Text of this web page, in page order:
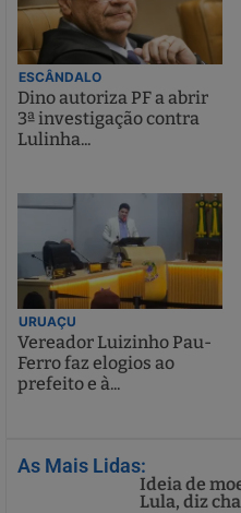
ESCÂNDALO
Dino autoriza PF a abrir
3ª investigação contra
Lulinha...
URUAÇU
Vereador Luizinho Pau-
Ferro faz elogios ao
prefeito e à...
As Mais Lidas:
Ideia de
Lula, diz